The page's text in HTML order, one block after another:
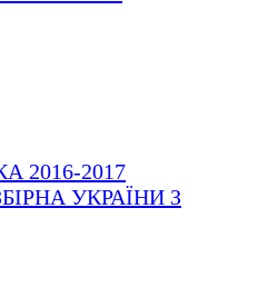
2016-2017
УКРАЇНИ З